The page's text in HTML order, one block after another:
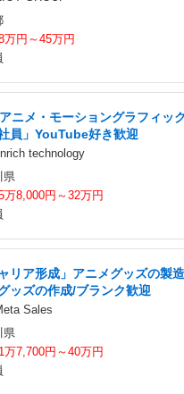
万円～45万円
アニメ・モーショングラフィッ
員」YouTube好き歓迎
technology
県
万8,000円～32万円
ャリア形成」アニメグッズの製
ッズの作成/ブランク歓迎
Sales
県
万7,700円～40万円